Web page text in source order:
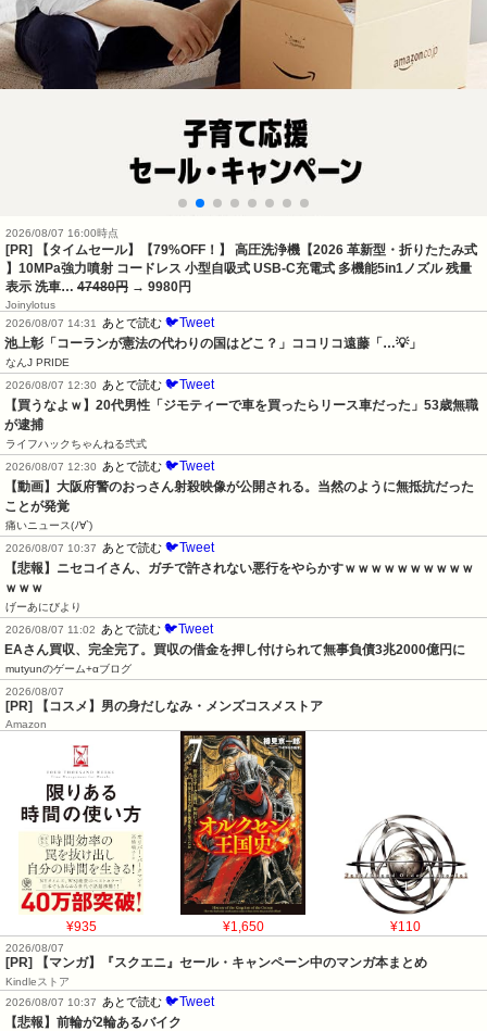
2026/08/07 16:00時点
[PR] 【タイムセール】【79%OFF！】 高圧洗浄機【2026 革新型・折りたたみ式
】10MPa強力噴射 コードレス 小型自吸式 USB-C充電式 多機能5in1ノズル 残量
表示 洗車… 47480円 → 9980円
Joinylotus
2026/08/07 14:31
あとで読む 🐦Tweet
池上彰「コーランが憲法の代わりの国はどこ？」ココリコ遠藤「…💡」
なんJ PRIDE
2026/08/07 12:30
あとで読む 🐦Tweet
【買うなよｗ】20代男性「ジモティーで車を買ったらリース車だった」53歳無職
が逮捕
ライフハックちゃんねる弐式
2026/08/07 12:30
あとで読む 🐦Tweet
【動画】大阪府警のおっさん射殺映像が公開される。当然のように無抵抗だった
ことが発覚
痛いニュース(ﾉ∀`)
2026/08/07 10:37
あとで読む 🐦Tweet
【悲報】ニセコイさん、ガチで許されない悪行をやらかすｗｗｗｗｗｗｗｗｗｗ
ｗｗｗ
げーあにびより
2026/08/07 11:02
あとで読む 🐦Tweet
EAさん買収、完全完了。買収の借金を押し付けられて無事負債3兆2000億円に
mutyunのゲーム+αブログ
2026/08/07
[PR] 【コスメ】男の身だしなみ・メンズコスメストア
Amazon
¥935 ¥1,650 ¥110
2026/08/07
[PR] 【マンガ】『スクエニ』セール・キャンペーン中のマンガ本まとめ
Kindleストア
2026/08/07 10:37
あとで読む 🐦Tweet
【悲報】前輪が2輪あるバイク